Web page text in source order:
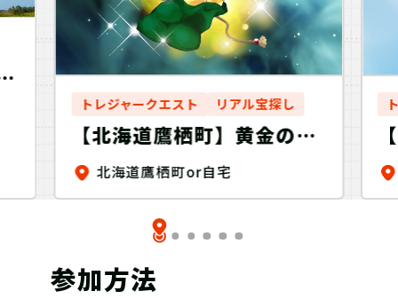
トレジャークエスト リアル宝探し
【北海道鷹栖町】黄金の大
豆を探せ！Discovery
北海道鷹栖町or自宅
参加方法